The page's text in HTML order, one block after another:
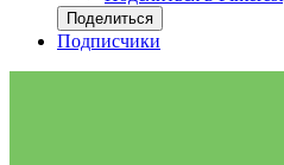
Поделиться
Подписчики